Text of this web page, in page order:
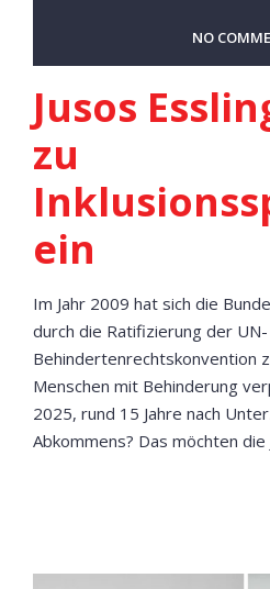
NO
Jusos
zu
ein
Im Jahr 2009 hat sich die
durch die Ratifizierung der UN-
Behindertenrechtskonvention
Menschen mit Behinderung
2025, rund 15 Jahre nach
Abkommens? Das möchten die